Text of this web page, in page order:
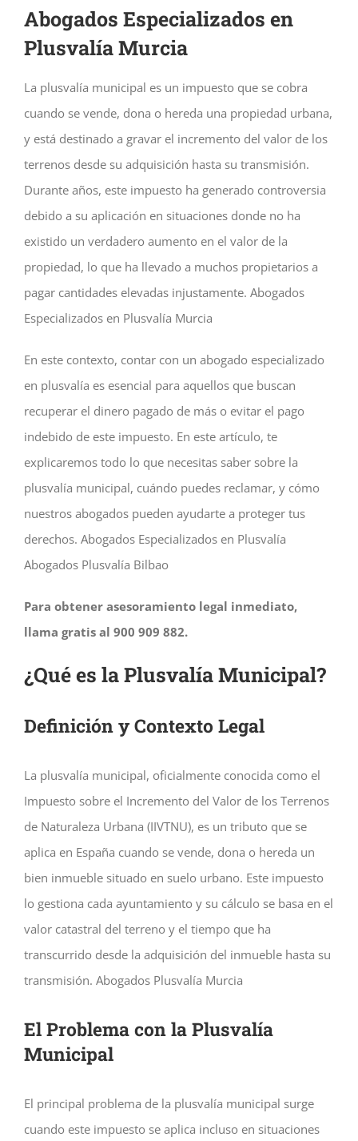
Abogados Especializados en
Plusvalía Murcia
La plusvalía municipal es un impuesto que se cobra
cuando se vende, dona o hereda una propiedad urbana,
y está destinado a gravar el incremento del valor de los
terrenos desde su adquisición hasta su transmisión.
Durante años, este impuesto ha generado controversia
debido a su aplicación en situaciones donde no ha
existido un verdadero aumento en el valor de la
propiedad, lo que ha llevado a muchos propietarios a
pagar cantidades elevadas injustamente. Abogados
Especializados en Plusvalía Murcia
En este contexto, contar con un abogado especializado
en plusvalía es esencial para aquellos que buscan
recuperar el dinero pagado de más o evitar el pago
indebido de este impuesto. En este artículo, te
explicaremos todo lo que necesitas saber sobre la
plusvalía municipal, cuándo puedes reclamar, y cómo
nuestros abogados pueden ayudarte a proteger tus
derechos. Abogados Especializados en Plusvalía
Abogados Plusvalía Bilbao
Para obtener asesoramiento legal inmediato,
llama gratis al 900 909 882.
¿Qué es la Plusvalía Municipal?
Definición y Contexto Legal
La plusvalía municipal, oficialmente conocida como el
Impuesto sobre el Incremento del Valor de los Terrenos
de Naturaleza Urbana (IIVTNU), es un tributo que se
aplica en España cuando se vende, dona o hereda un
bien inmueble situado en suelo urbano. Este impuesto
lo gestiona cada ayuntamiento y su cálculo se basa en el
valor catastral del terreno y el tiempo que ha
transcurrido desde la adquisición del inmueble hasta su
transmisión. Abogados Plusvalía Murcia
El Problema con la Plusvalía
Municipal
El principal problema de la plusvalía municipal surge
cuando este impuesto se aplica incluso en situaciones